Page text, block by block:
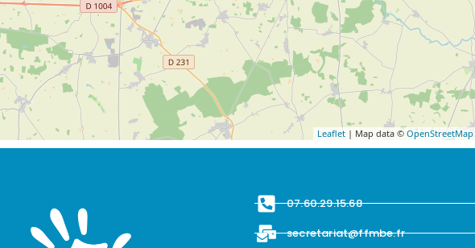
Leaflet | Map data © OpenStreetMap
07.60.29.15.68
secretariat@ffmbe.fr